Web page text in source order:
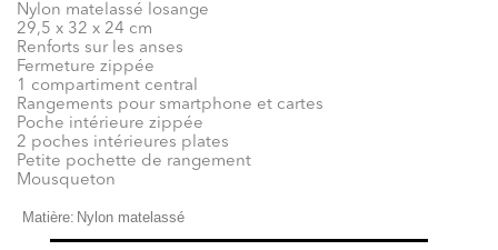
Nylon matelassé losange
29,5 x 32 x 24 cm
Renforts sur les anses
Fermeture zippée
1 compartiment central
Rangements pour smartphone et cartes
Poche intérieure zippée
2 poches intérieures plates
Petite pochette de rangement
Mousqueton
Matière: Nylon matelassé